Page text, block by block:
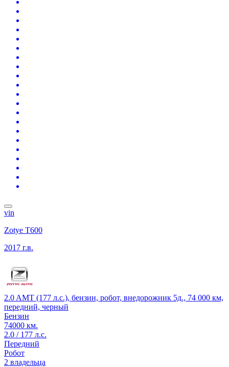
vin
Zotye T600
2017 г.в.
2.0 AMT (177 л.с.), бензин, робот, внедорожник 5д., 74 000 км,
передний, черный
Бензин
74000 км.
2.0 / 177 л.с.
Передний
Робот
2 владельца